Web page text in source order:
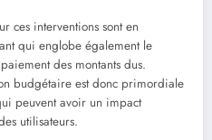
ces interventions sont en
qui englobe également le
des montants dus.
budgétaire est donc primordiale
peuvent avoir un impact
utilisateurs.